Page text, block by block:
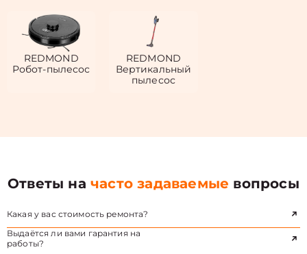
REDMOND
Робот-пылесос
REDMOND
Вертикальный
пылесос
Ответы начасто задаваемые вопросы
Какая у вас стоимость ремонта?
Выдаётся ли вами гарантия на
работы?